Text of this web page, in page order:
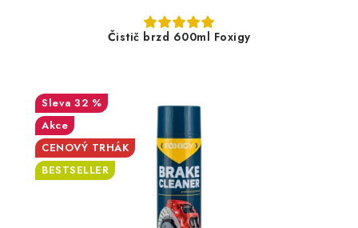
Čistič brzd 600ml Foxigy
32 %
Akce
CENOVÝ TRHÁK
BESTSELLER